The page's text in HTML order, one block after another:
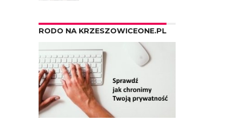
RODO NA KRZESZOWICEONE.PL